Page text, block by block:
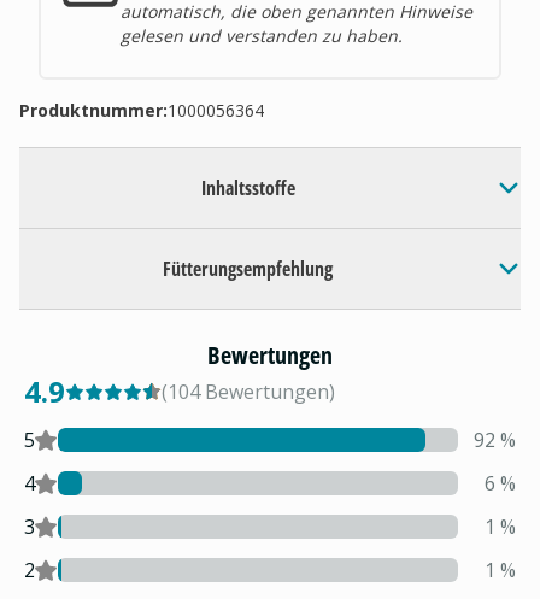
automatisch, die oben genannten Hinweise
gelesen und verstanden zu haben.
Produktnummer:1000056364
Inhaltsstoffe
Fütterungsempfehlung
Bewertungen
4.9 (104 Bewertungen)
5
92 %
4
6 %
3
1 %
2
1 %